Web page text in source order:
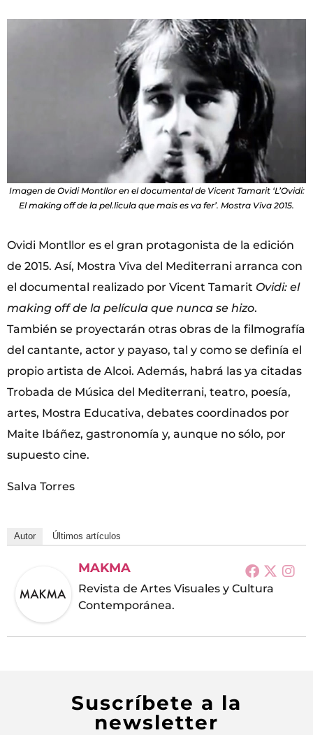
Imagen de Ovidi Montllor en el documental de Vicent Tamarit ‘L’Ovidi:
El making off de la pel.licula que mais es va fer’. Mostra Viva 2015.
Ovidi Montllor es el gran protagonista de la edición
de 2015. Así, Mostra Viva del Mediterrani arranca con
el documental realizado por Vicent Tamarit Ovidi: el
making off de la película que nunca se hizo.
También se proyectarán otras obras de la filmografía
del cantante, actor y payaso, tal y como se definía el
propio artista de Alcoi. Además, habrá las ya citadas
Trobada de Música del Mediterrani, teatro, poesía,
artes, Mostra Educativa, debates coordinados por
Maite Ibáñez, gastronomía y, aunque no sólo, por
supuesto cine.
Salva Torres
Autor Últimos artículos
MAKMA
Revista de Artes Visuales y Cultura
Contemporánea.
Suscríbete a la
newsletter